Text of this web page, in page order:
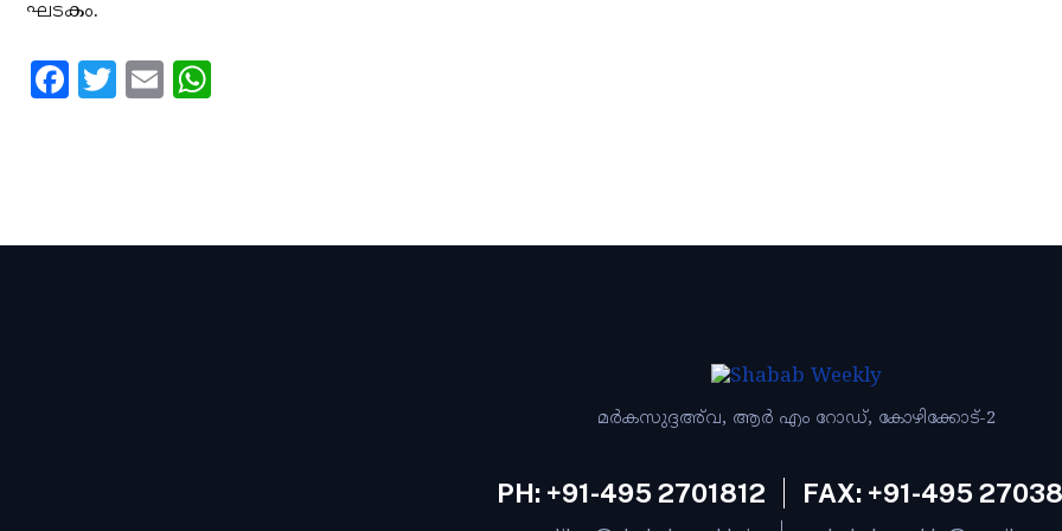
ഘടകം.
Facebook
Twitter
Email
മര്‍കസുദ്ദഅ്‌വ, ആര്‍ എം റോഡ്‌, കോഴിക്കോട്‌-2
PH: +91-495 2701812
FAX: +91-495